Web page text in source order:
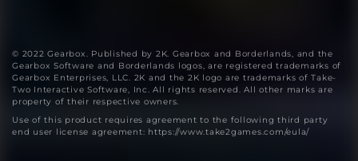
© 2022 Gearbox. Published by 2K. Gearbox and Borderlands, and the
Gearbox Software and Borderlands logos, are registered trademarks of
Gearbox Enterprises, LLC. 2K and the 2K logo are trademarks of Take-
Two Interactive Software, Inc. All rights reserved. All other marks are
property of their respective owners.
Use of this product requires agreement to the following third party
end user license agreement: https://www.take2games.com/eula/